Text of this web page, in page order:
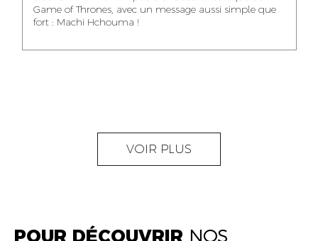
AGENT
GHITA SFINY
ACCOUNTANT
OUMAIMA HABIBA
Game of Thrones, avec un message aussi simple que
fort : Machi Hchouma !
VOIR PLUS
POUR DÉCOUVRIR NOS